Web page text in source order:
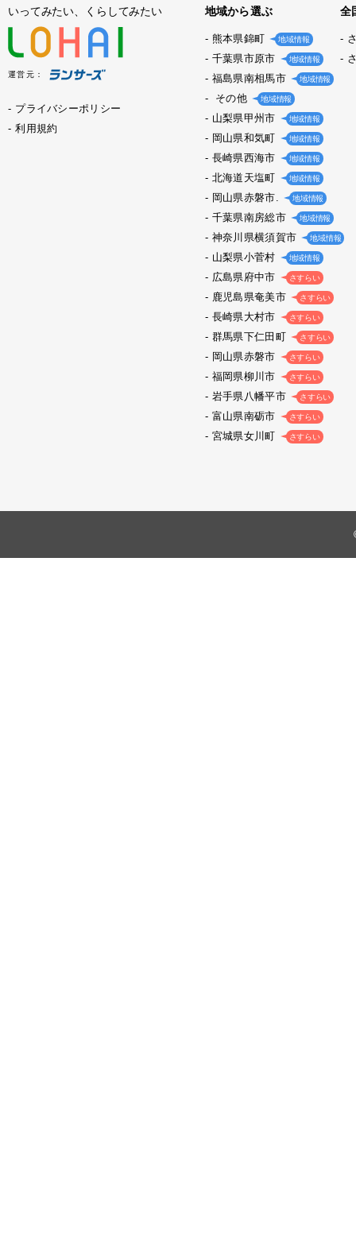
いってみたい、くらしてみたい
運営元：
プライバシーポリシー
利用規約
地域から選ぶ
熊本県錦町 地域情報
千葉県市原市 地域情報
福島県南相馬市 地域情報
その他 地域情報
山梨県甲州市 地域情報
岡山県和気町 地域情報
長崎県西海市 地域情報
北海道天塩町 地域情報
岡山県赤磐市. 地域情報
千葉県南房総市 地域情報
神奈川県横須賀市 地域情報
山梨県小菅村 地域情報
広島県府中市 さすらい
鹿児島県奄美市 さすらい
長崎県大村市 さすらい
群馬県下仁田町 さすらい
岡山県赤磐市 さすらい
福岡県柳川市 さすらい
岩手県八幡平市 さすらい
富山県南砺市 さすらい
宮城県女川町 さすらい
全